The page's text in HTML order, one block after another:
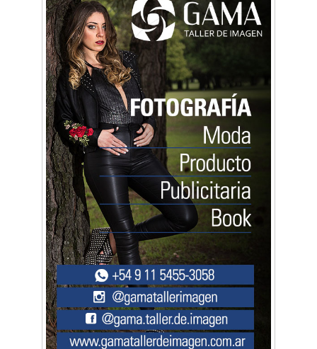
Arq. Horacio Alejandro Sánchez
Artística ApasionArte
Artística Catalina
Artística Veral
BAIC Ramos Mejía
Brisé Estudio de Danzas
Buenos Aires Equipar